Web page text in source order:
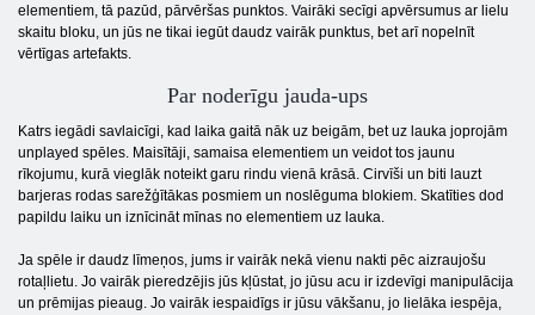
elementiem, tā pazūd, pārvēršas punktos. Vairāki secīgi apvērsumus ar lielu
skaitu bloku, un jūs ne tikai iegūt daudz vairāk punktus, bet arī nopelnīt
vērtīgas artefakts.
Par noderīgu jauda-ups
Katrs iegādi savlaicīgi, kad laika gaitā nāk uz beigām, bet uz lauka joprojām
unplayed spēles. Maisītāji, samaisa elementiem un veidot tos jaunu
rīkojumu, kurā vieglāk noteikt garu rindu vienā krāsā. Cirvīši un biti lauzt
barjeras rodas sarežģītākas posmiem un noslēguma blokiem. Skatīties dod
papildu laiku un iznīcināt mīnas no elementiem uz lauka.
Ja spēle ir daudz līmeņos, jums ir vairāk nekā vienu nakti pēc aizraujošu
rotaļlietu. Jo vairāk pieredzējis jūs kļūstat, jo jūsu acu ir izdevīgi manipulācija
un prēmijas pieaug. Jo vairāk iespaidīgs ir jūsu vākšanu, jo lielāka iespēja,